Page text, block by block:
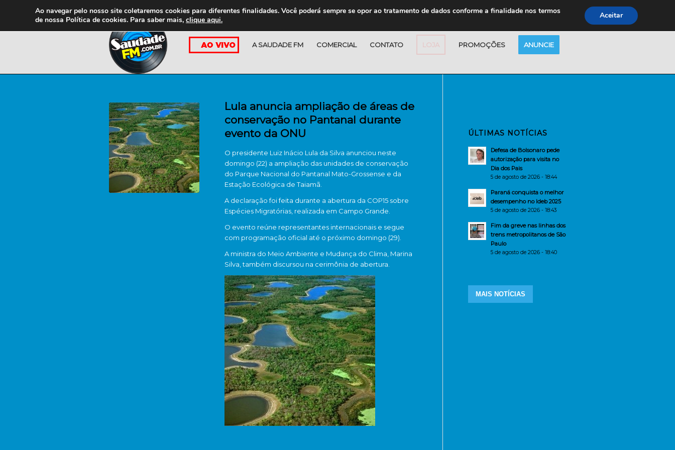
A SAUDADE FM COMERCIAL CONTATO LOJA PROMOÇÕES ANUNCIE
Lula anuncia ampliação de áreas de
conservação no Pantanal durante
evento da ONU
O presidente Luiz Inácio Lula da Silva anunciou neste
domingo (22) a ampliação das unidades de conservação
do Parque Nacional do Pantanal Mato-Grossense e da
Estação Ecológica de Taiamã
A declaração foi feita durante a abertura da COP15 sobre
Espécies Migratórias , realizada em Campo Grande
O evento reúne representantes internacionais e segue
com programação oficial até o próximo domingo (29).
A ministra do Meio Ambiente e Mudança do Clima, Marina
Silva , também discursou na cerimônia de abertura.
ÚLTIMAS NOTÍCIAS
Defesa de Bolsonaro pede
autorização para visita no
Dia dos Pais
5 de agosto de 2026 - 18:44
Paraná conquista o melhor
desempenho no Ideb 2025
5 de agosto de 2026 - 18:43
Fim da greve nas linhas dos
trens metropolitanos de São
Paulo
5 de agosto de 2026 - 18:40
MAIS NOTÍCIAS
Ao navegar pelo nosso site coletaremos cookies para diferentes finalidades. Você poderá sempre se opor ao tratamento de dados conforme a finalidade nos termos
de nossa Política de cookies. Para saber mais, clique aqui. Aceitar